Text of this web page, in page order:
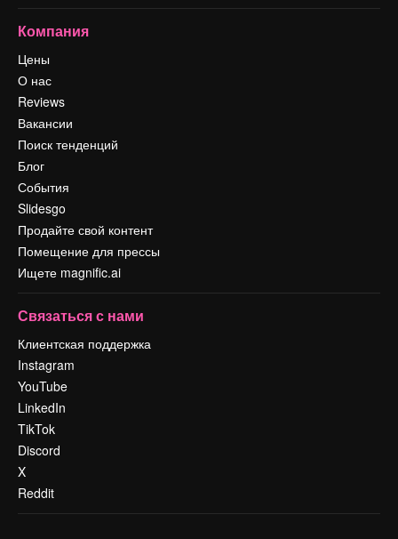
Компания
Цены
О нас
Reviews
Вакансии
Поиск тенденций
Блог
События
Slidesgo
Продайте свой контент
Помещение для прессы
Ищете magnific.ai
Связаться с нами
Клиентская поддержка
Instagram
YouTube
LinkedIn
TikTok
Discord
X
Reddit